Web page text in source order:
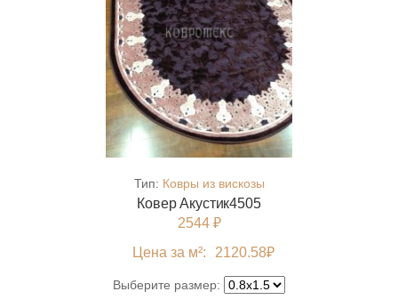
Тип: Ковры из вискозы
Ковер Акустик4505
2544 ₽
Цена за м²:
2120.58₽
Выберите размер: